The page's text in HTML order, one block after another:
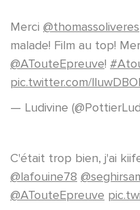
Merci @thomassoliveres
malade! Film au top!
@ATouteEpreuve!
pic.twitter.com/
— Ludivine
C'était trop bien, j'ai
@lafouine78
@ATouteEpreuve